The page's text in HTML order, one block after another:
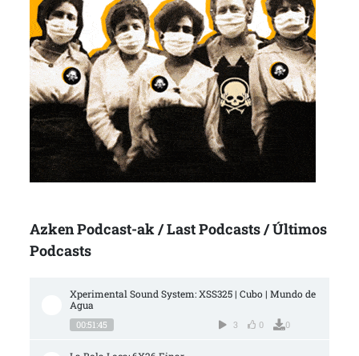
Azken Podcast-ak / Last Podcasts / Últimos
Podcasts
Xperimental Sound System: XSS325 | Cubo | Mundo de
Agua
00:51:45 3 0 0